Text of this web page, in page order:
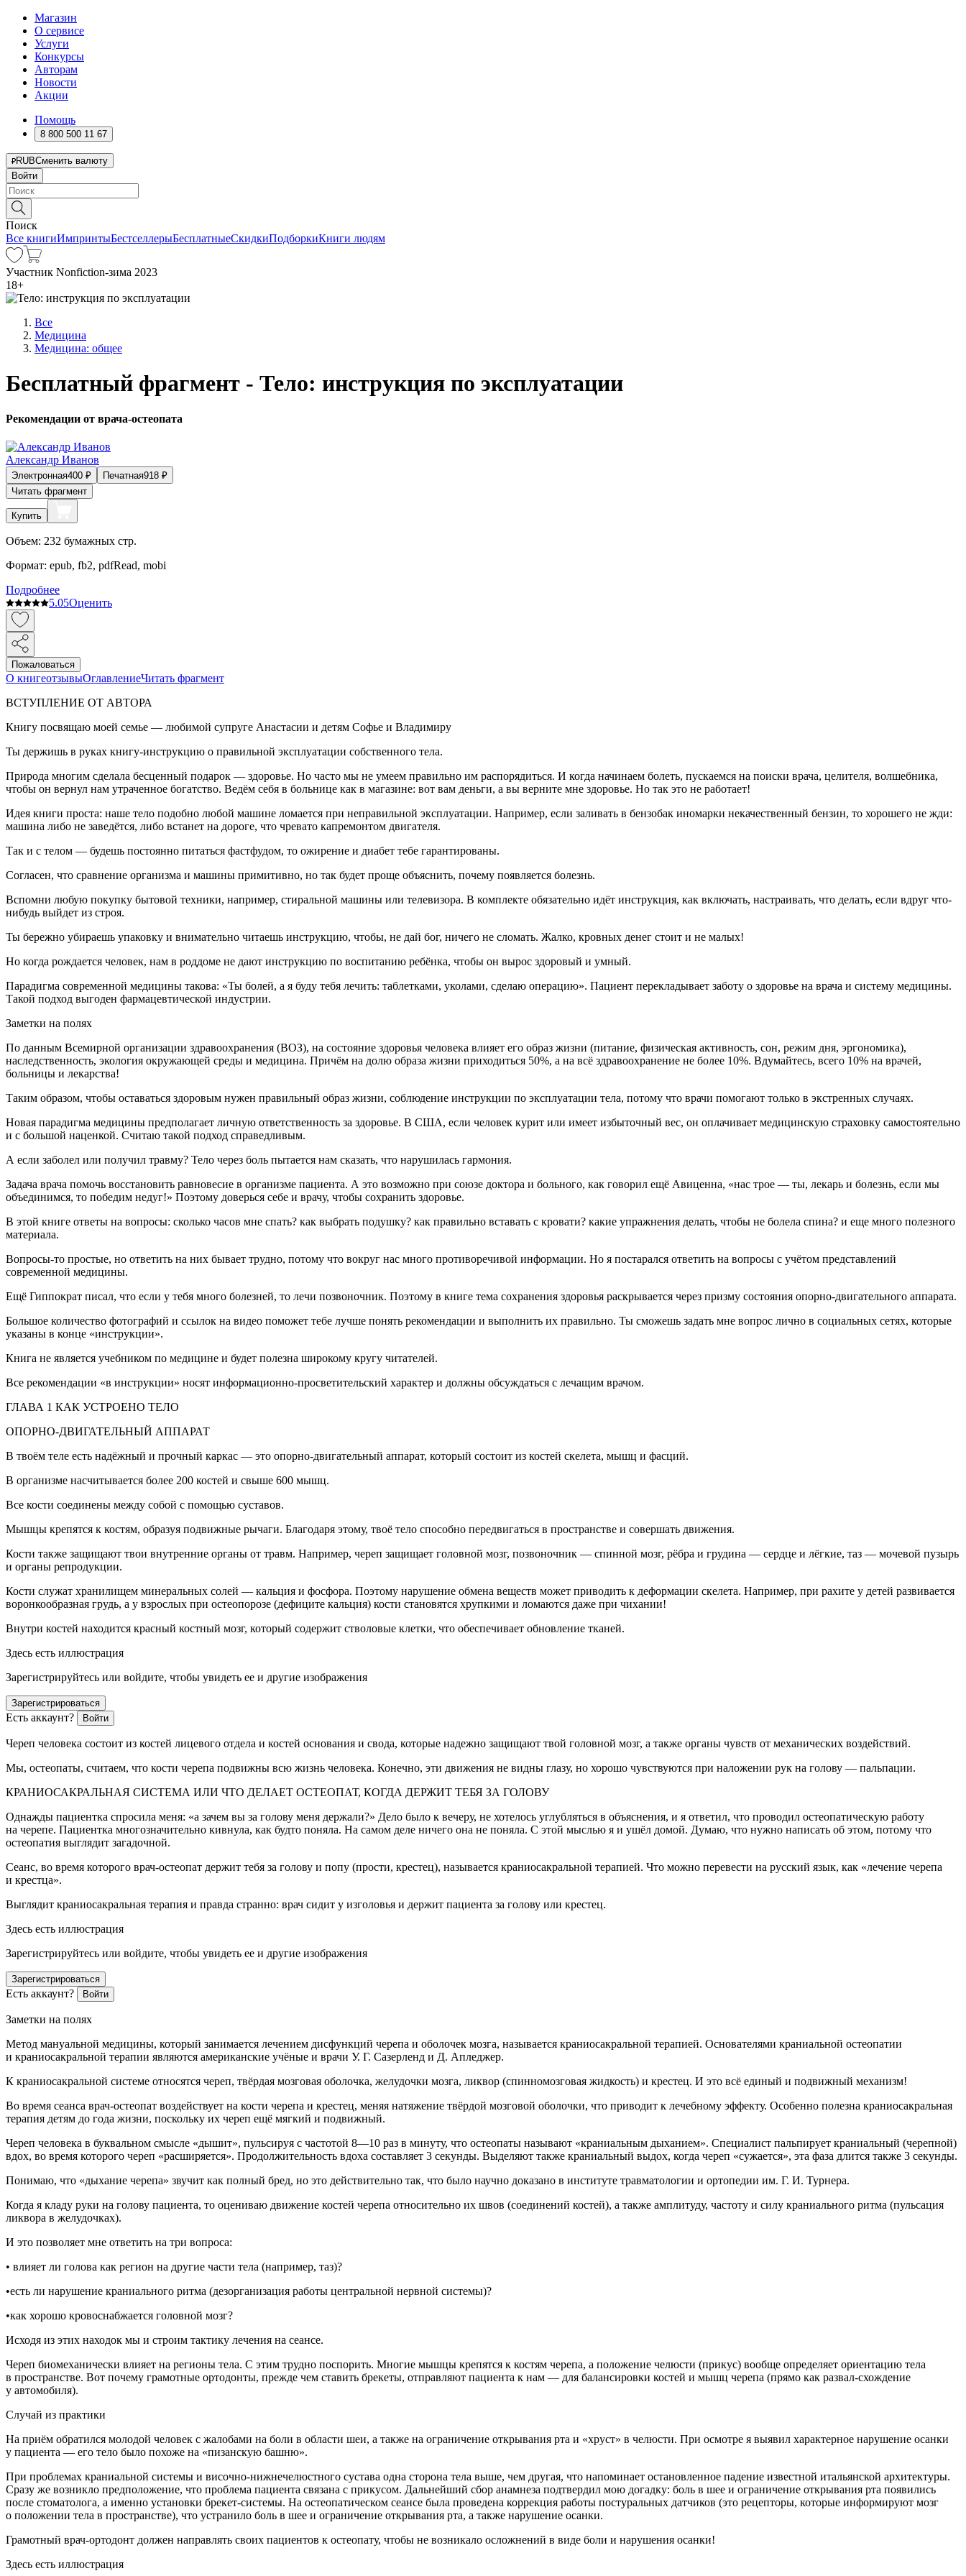
Магазин
О сервисе
Услуги
Конкурсы
Авторам
Новости
Акции
Помощь
8 800 500 11 67
RUBСменить валюту
Войти
Поиск
Все книгиИмпринтыБестселлерыБесплатныеСкидкиПодборкиКниги людям
Участник Nonfiction-зима 2023
18+
Все
Медицина
Медицина: общее
Бесплатный фрагмент - Тело: инструкция по эксплуатации
Рекомендации от врача-остеопата
Александр Иванов
Электронная400 ₽ Печатная918 ₽
Читать фрагмент
Купить
Объем: 232 бумажных стр.
Формат: epub, fb2, pdfRead, mobi
Подробнее
5.05Оценить
Пожаловаться
О книгеотзывыОглавлениеЧитать фрагмент
ВСТУПЛЕНИЕ ОТ АВТОРА
Книгу посвящаю моей семье — любимой супруге Анастасии и детям Софье и Владимиру
Ты держишь в руках книгу-инструкцию о правильной эксплуатации собственного тела.
Природа многим сделала бесценный подарок — здоровье. Но часто мы не умеем правильно им распорядиться. И когда начинаем болеть, пускаемся на поиски врача, целителя, волшебника,
чтобы он вернул нам утраченное богатство. Ведём себя в больнице как в магазине: вот вам деньги, а вы верните мне здоровье. Но так это не работает!
Идея книги проста: наше тело подобно любой машине ломается при неправильной эксплуатации. Например, если заливать в бензобак иномарки некачественный бензин, то хорошего не жди:
машина либо не заведётся, либо встанет на дороге, что чревато капремонтом двигателя.
Так и с телом — будешь постоянно питаться фастфудом, то ожирение и диабет тебе гарантированы.
Согласен, что сравнение организма и машины примитивно, но так будет проще объяснить, почему появляется болезнь.
Вспомни любую покупку бытовой техники, например, стиральной машины или телевизора. В комплекте обязательно идёт инструкция, как включать, настраивать, что делать, если вдруг что-
нибудь выйдет из строя.
Ты бережно убираешь упаковку и внимательно читаешь инструкцию, чтобы, не дай бог, ничего не сломать. Жалко, кровных денег стоит и не малых!
Но когда рождается человек, нам в роддоме не дают инструкцию по воспитанию ребёнка, чтобы он вырос здоровый и умный.
Парадигма современной медицины такова: «Ты болей, а я буду тебя лечить: таблетками, уколами, сделаю операцию». Пациент перекладывает заботу о здоровье на врача и систему медицины.
Такой подход выгоден фармацевтической индустрии.
Заметки на полях
По данным Всемирной организации здравоохранения (ВОЗ), на состояние здоровья человека влияет его образ жизни (питание, физическая активность, сон, режим дня, эргономика),
наследственность, экология окружающей среды и медицина. Причём на долю образа жизни приходиться 50%, а на всё здравоохранение не более 10%. Вдумайтесь, всего 10% на врачей,
больницы и лекарства!
Таким образом, чтобы оставаться здоровым нужен правильный образ жизни, соблюдение инструкции по эксплуатации тела, потому что врачи помогают только в экстренных случаях.
Новая парадигма медицины предполагает личную ответственность за здоровье. В США, если человек курит или имеет избыточный вес, он оплачивает медицинскую страховку самостоятельно
и с большой наценкой. Считаю такой подход справедливым.
А если заболел или получил травму? Тело через боль пытается нам сказать, что нарушилась гармония.
Задача врача помочь восстановить равновесие в организме пациента. А это возможно при союзе доктора и больного, как говорил ещё Авиценна, «нас трое — ты, лекарь и болезнь, если мы
объединимся, то победим недуг!» Поэтому доверься себе и врачу, чтобы сохранить здоровье.
В этой книге ответы на вопросы: сколько часов мне спать? как выбрать подушку? как правильно вставать с кровати? какие упражнения делать, чтобы не болела спина? и еще много полезного
материала.
Вопросы-то простые, но ответить на них бывает трудно, потому что вокруг нас много противоречивой информации. Но я постарался ответить на вопросы с учётом представлений
современной медицины.
Ещё Гиппократ писал, что если у тебя много болезней, то лечи позвоночник. Поэтому в книге тема сохранения здоровья раскрывается через призму состояния опорно-двигательного аппарата.
Большое количество фотографий и ссылок на видео поможет тебе лучше понять рекомендации и выполнить их правильно. Ты сможешь задать мне вопрос лично в социальных сетях, которые
указаны в конце «инструкции».
Книга не является учебником по медицине и будет полезна широкому кругу читателей.
Все рекомендации «в инструкции» носят информационно-просветительский характер и должны обсуждаться с лечащим врачом.
ГЛАВА 1 КАК УСТРОЕНО ТЕЛО
ОПОРНО-ДВИГАТЕЛЬНЫЙ АППАРАТ
В твоём теле есть надёжный и прочный каркас — это опорно-двигательный аппарат, который состоит из костей скелета, мышц и фасций.
В организме насчитывается более 200 костей и свыше 600 мышц.
Все кости соединены между собой с помощью суставов.
Мышцы крепятся к костям, образуя подвижные рычаги. Благодаря этому, твоё тело способно передвигаться в пространстве и совершать движения.
Кости также защищают твои внутренние органы от травм. Например, череп защищает головной мозг, позвоночник — спинной мозг, рёбра и грудина — сердце и лёгкие, таз — мочевой пузырь
и органы репродукции.
Кости служат хранилищем минеральных солей — кальция и фосфора. Поэтому нарушение обмена веществ может приводить к деформации скелета. Например, при рахите у детей развивается
воронкообразная грудь, а у взрослых при остеопорозе (дефиците кальция) кости становятся хрупкими и ломаются даже при чихании!
Внутри костей находится красный костный мозг, который содержит стволовые клетки, что обеспечивает обновление тканей.
Здесь есть иллюстрация
Зарегистрируйтесь или войдите, чтобы увидеть ее и другие изображения
Зарегистрироваться
Есть аккаунт? Войти
Череп человека состоит из костей лицевого отдела и костей основания и свода, которые надежно защищают твой головной мозг, а также органы чувств от механических воздействий.
Мы, остеопаты, считаем, что кости черепа подвижны всю жизнь человека. Конечно, эти движения не видны глазу, но хорошо чувствуются при наложении рук на голову — пальпации.
КРАНИОСАКРАЛЬНАЯ СИСТЕМА ИЛИ ЧТО ДЕЛАЕТ ОСТЕОПАТ, КОГДА ДЕРЖИТ ТЕБЯ ЗА ГОЛОВУ
Однажды пациентка спросила меня: «а зачем вы за голову меня держали?» Дело было к вечеру, не хотелось углубляться в объяснения, и я ответил, что проводил остеопатическую работу
на черепе. Пациентка многозначительно кивнула, как будто поняла. На самом деле ничего она не поняла. С этой мыслью я и ушёл домой. Думаю, что нужно написать об этом, потому что
остеопатия выглядит загадочной.
Сеанс, во время которого врач-остеопат держит тебя за голову и попу (прости, крестец), называется краниосакральной терапией. Что можно перевести на русский язык, как «лечение черепа
и крестца».
Выглядит краниосакральная терапия и правда странно: врач сидит у изголовья и держит пациента за голову или крестец.
Здесь есть иллюстрация
Зарегистрируйтесь или войдите, чтобы увидеть ее и другие изображения
Зарегистрироваться
Есть аккаунт? Войти
Заметки на полях
Метод мануальной медицины, который занимается лечением дисфункций черепа и оболочек мозга, называется краниосакральной терапией. Основателями краниальной остеопатии
и краниосакральной терапии являются американские учёные и врачи У. Г. Сазерленд и Д. Апледжер.
К краниосакральной системе относятся череп, твёрдая мозговая оболочка, желудочки мозга, ликвор (спинномозговая жидкость) и крестец. И это всё единый и подвижный механизм!
Во время сеанса врач-остеопат воздействует на кости черепа и крестец, меняя натяжение твёрдой мозговой оболочки, что приводит к лечебному эффекту. Особенно полезна краниосакральная
терапия детям до года жизни, поскольку их череп ещё мягкий и подвижный.
Череп человека в буквальном смысле «дышит», пульсируя с частотой 8—10 раз в минуту, что остеопаты называют «краниальным дыханием». Специалист пальпирует краниальный (черепной)
вдох, во время которого череп «расширяется». Продолжительность вдоха составляет 3 секунды. Выделяют также краниальный выдох, когда череп «сужается», эта фаза длится также 3 секунды.
Понимаю, что «дыхание черепа» звучит как полный бред, но это действительно так, что было научно доказано в институте травматологии и ортопедии им. Г. И. Турнера.
Когда я кладу руки на голову пациента, то оцениваю движение костей черепа относительно их швов (соединений костей), а также амплитуду, частоту и силу краниального ритма (пульсация
ликвора в желудочках).
И это позволяет мне ответить на три вопроса:
• влияет ли голова как регион на другие части тела (например, таз)?
•есть ли нарушение краниального ритма (дезорганизация работы центральной нервной системы)?
•как хорошо кровоснабжается головной мозг?
Исходя из этих находок мы и строим тактику лечения на сеансе.
Череп биомеханически влияет на регионы тела. С этим трудно поспорить. Многие мышцы крепятся к костям черепа, а положение челюсти (прикус) вообще определяет ориентацию тела
в пространстве. Вот почему грамотные ортодонты, прежде чем ставить брекеты, отправляют пациента к нам — для балансировки костей и мышц черепа (прямо как развал-схождение
у автомобиля).
Случай из практики
На приём обратился молодой человек с жалобами на боли в области шеи, а также на ограничение открывания рта и «хруст» в челюсти. При осмотре я выявил характерное нарушение осанки
у пациента — его тело было похоже на «пизанскую башню».
При проблемах краниальной системы и височно-нижнечелюстного сустава одна сторона тела выше, чем другая, что напоминает остановленное падение известной итальянской архитектуры.
Сразу же возникло предположение, что проблема пациента связана с прикусом. Дальнейший сбор анамнеза подтвердил мою догадку: боль в шее и ограничение открывания рта появились
после стоматолога, а именно установки брекет-системы. На остеопатическом сеансе была проведена коррекция работы постуральных датчиков (это рецепторы, которые информируют мозг
о положении тела в пространстве), что устранило боль в шее и ограничение открывания рта, а также нарушение осанки.
Грамотный врач-ортодонт должен направлять своих пациентов к остеопату, чтобы не возникало осложнений в виде боли и нарушения осанки!
Здесь есть иллюстрация